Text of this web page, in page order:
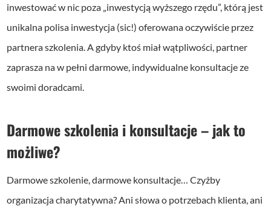
inwestować w nic poza „inwestycją wyższego rzędu”, którą jest
unikalna polisa inwestycja (sic!) oferowana oczywiście przez
partnera szkolenia. A gdyby ktoś miał wątpliwości, partner
zaprasza na w pełni darmowe, indywidualne konsultacje ze
swoimi doradcami.
Darmowe szkolenia i konsultacje – jak to
możliwe?
Darmowe szkolenie, darmowe konsultacje… Czyżby
organizacja charytatywna? Ani słowa o potrzebach klienta, ani